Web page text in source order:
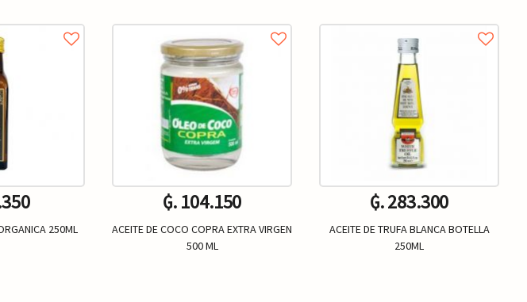
250ML
₲. 104.150
ACEITE DE COCO COPRA EXTRA VIRGEN
500 ML
₲. 283.300
ACEITE DE TRUFA BLANCA BOTELLA
250ML